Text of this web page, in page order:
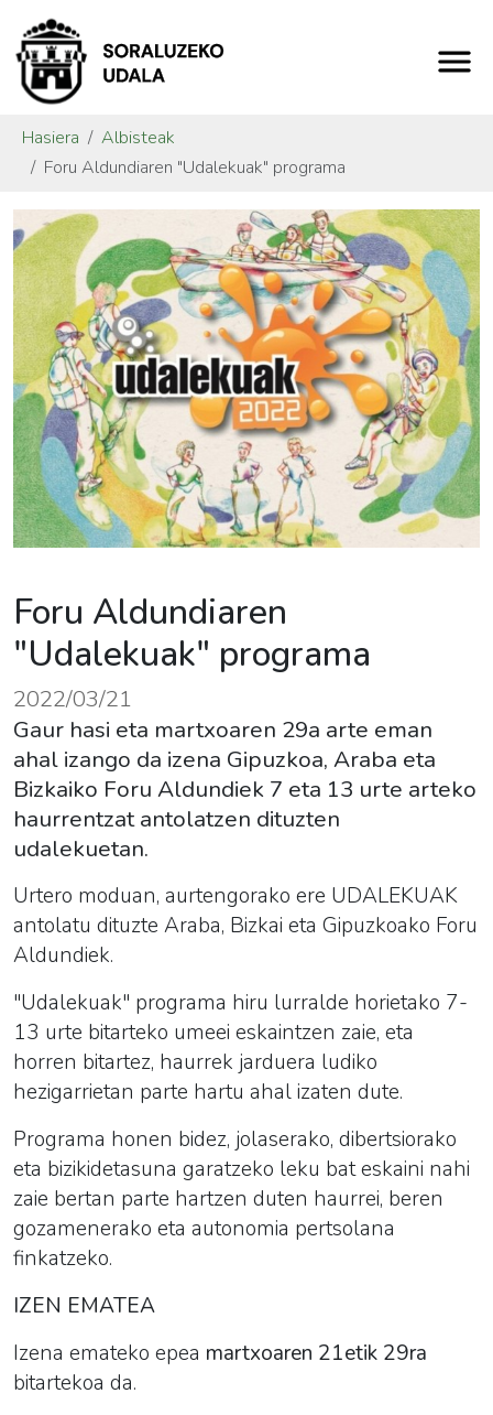
Hasiera
Albisteak
Foru Aldundiaren "Udalekuak" programa
Foru Aldundiaren
"Udalekuak" programa
2022/03/21
Gaur hasi eta martxoaren 29a arte eman
ahal izango da izena Gipuzkoa, Araba eta
Bizkaiko Foru Aldundiek 7 eta 13 urte arteko
haurrentzat antolatzen dituzten
udalekuetan.
Urtero moduan, aurtengorako ere UDALEKUAK
antolatu dituzte Araba, Bizkai eta Gipuzkoako Foru
Aldundiek.
"Udalekuak" programa hiru lurralde horietako 7-
13 urte bitarteko umeei eskaintzen zaie, eta
horren bitartez, haurrek jarduera ludiko
hezigarrietan parte hartu ahal izaten dute.
Programa honen bidez, jolaserako, dibertsiorako
eta bizikidetasuna garatzeko leku bat eskaini nahi
zaie bertan parte hartzen duten haurrei, beren
gozamenerako eta autonomia pertsolana
finkatzeko.
IZEN EMATEA
Izena emateko epea martxoaren 21etik 29ra
bitartekoa da.